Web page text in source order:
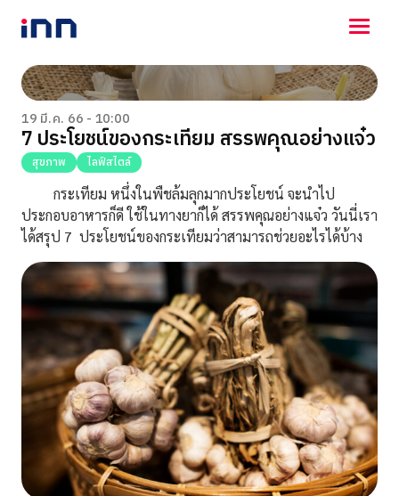
NEWS
ENTERTAINMENT
LIFESTYLE
HOROSCOPE
VIDEO
ร่วมด้วยช่วยกัน
19 มี.ค. 66 - 10:00
7 ประโยชน์ของกระเทียม สรรพคุณอย่างแจ๋ว
สุขภาพ ไลฟ์สไตล์
กระเทียม หนึ่งในพืชล้มลุกมากประโยชน์ จะนำไป
ประกอบอาหารก็ดี ใช้ในทางยาก็ได้ สรรพคุณอย่างแจ๋ว วันนี่เรา
ได้สรุป 7 ประโยชน์ของกระเทียมว่าสามารถช่วยอะไรได้บ้าง